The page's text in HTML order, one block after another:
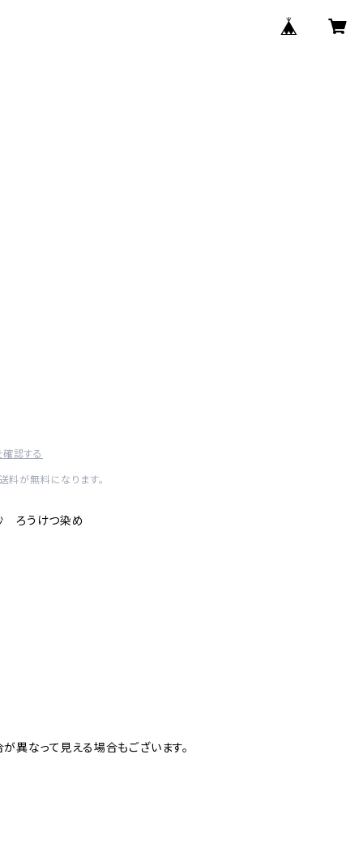
認する
が無料になります。
ろうけつ染め
異なって見える場合もございます。